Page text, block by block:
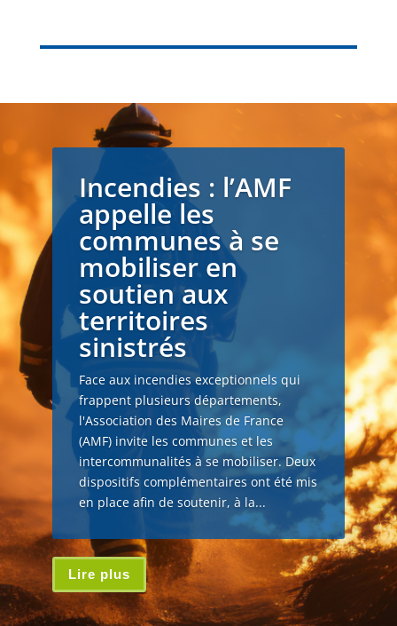
Incendies : l’AMF
appelle les
communes à se
mobiliser en
soutien aux
territoires
sinistrés
Face aux incendies exceptionnels qui
frappent plusieurs départements,
l'Association des Maires de France
(AMF) invite les communes et les
intercommunalités à se mobiliser. Deux
dispositifs complémentaires ont été mis
en place afin de soutenir, à la...
Lire plus